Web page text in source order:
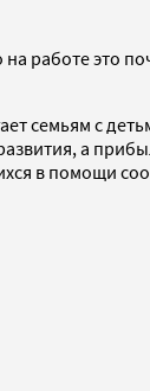
работе это
семьям с
а
в помощи